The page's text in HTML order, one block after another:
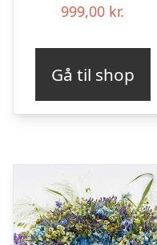
999,00 kr.
Gå til shop